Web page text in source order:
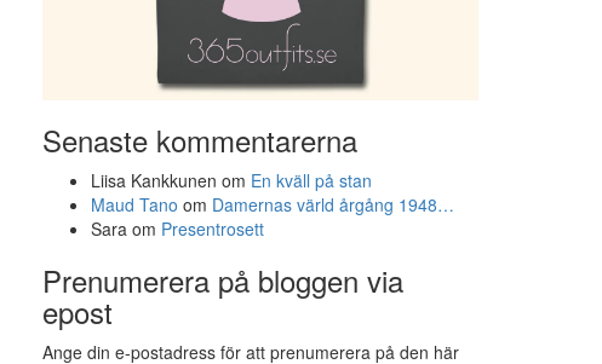
Senaste kommentarerna
Liisa Kankkunen om En kväll på stan
Maud Tano om Damernas värld årgång 1948…
Sara om Presentrosett
Prenumerera på bloggen via
epost
Ange din e-postadress för att prenumerera på den här